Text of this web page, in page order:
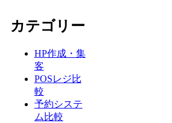
カテゴリー
HP作成・集
客
POSレジ比
較
予約システ
ム比較